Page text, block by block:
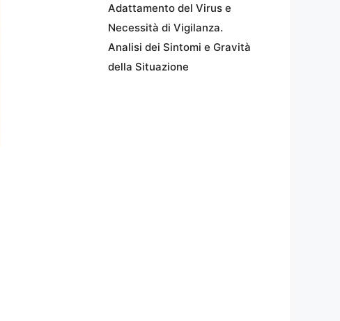
Adattamento del Virus e
Necessità di Vigilanza.
Analisi dei Sintomi e Gravità
della Situazione